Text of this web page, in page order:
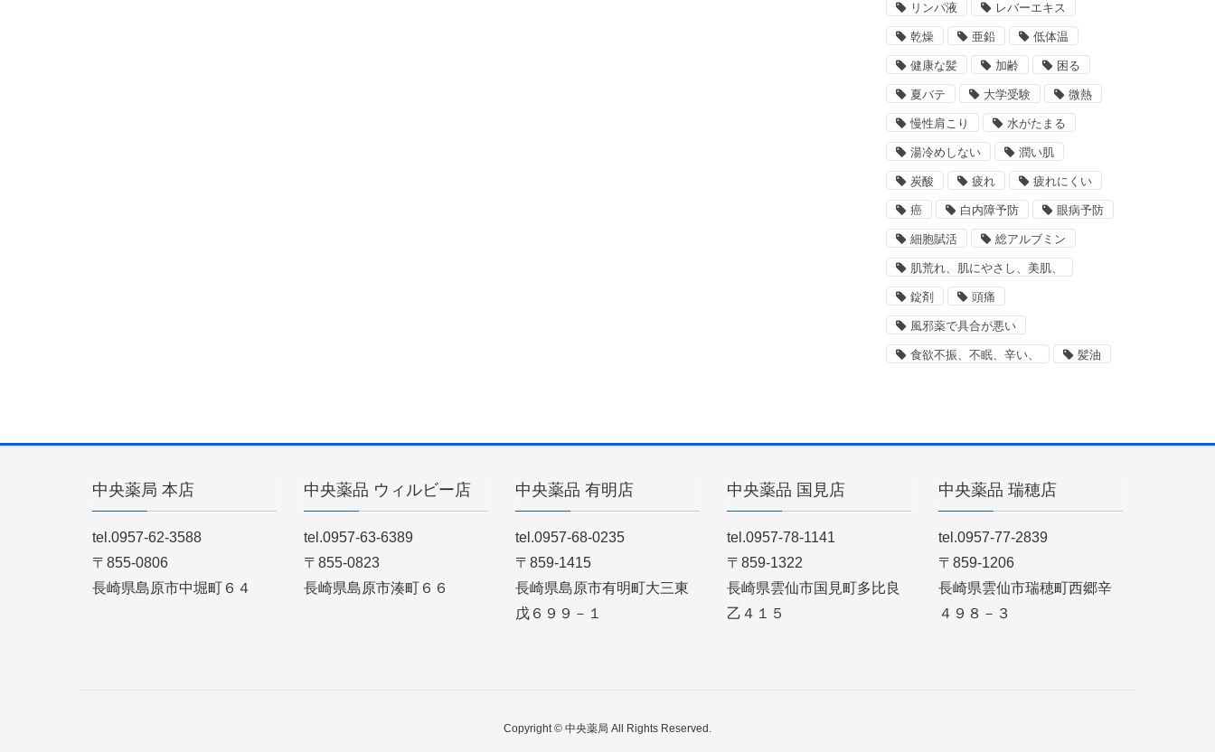
リンパ液 レバーエキス
乾燥 亜鉛 低体温
健康な髪 加齢 困る
夏バテ 大学受験 微熱
慢性肩こり 水がたまる
湯冷めしない 潤い肌
炭酸 疲れ 疲れにくい
癌 白内障予防 眼病予防
細胞賦活 総アルブミン
肌荒れ、肌にやさし、美肌、
錠剤 頭痛
風邪薬で具合が悪い
食欲不振、不眠、辛い、 髪油
中央薬局 本店
tel.0957-62-3588
〒855-0806
長崎県島原市中堀町６４
中央薬品 ウィルビー店
tel.0957-63-6389
〒855-0823
長崎県島原市湊町６６
中央薬品 有明店
tel.0957-68-0235
〒859-1415
長崎県島原市有明町大三東
戊６９９－１
中央薬品 国見店
tel.0957-78-1141
〒859-1322
長崎県雲仙市国見町多比良
乙４１５
中央薬品 瑞穂店
tel.0957-77-2839
〒859-1206
長崎県雲仙市瑞穂町西郷辛
４９８－３
Copyright © 中央薬局 All Rights Reserved.